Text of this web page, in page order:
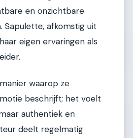
en onzichtbare
Sapulette, afkomstig uit
eigen ervaringen als
waarop ze
beschrijft; het voelt
authentiek en
deelt regelmatig